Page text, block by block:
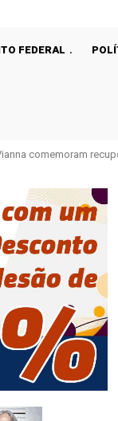
FEDERAL
comemoram